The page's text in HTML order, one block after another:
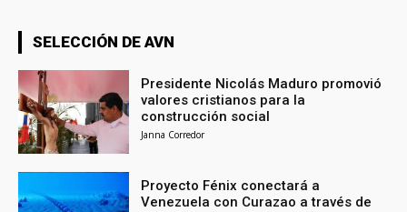
SELECCIÓN DE AVN
Presidente Nicolás Maduro promovió
valores cristianos para la
construcción social
Janna Corredor
Proyecto Fénix conectará a
Venezuela con Curazao a través de